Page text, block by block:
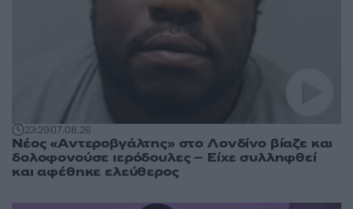
23:2907.08.26
Νέος «Αντεροβγάλτης» στο Λονδίνο βίαζε και
δολοφονούσε ιερόδουλες – Είχε συλληφθεί
και αφέθηκε ελεύθερος